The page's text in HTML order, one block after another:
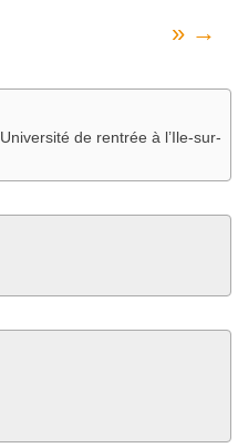
» →
Université de rentrée à l’Ile-sur-